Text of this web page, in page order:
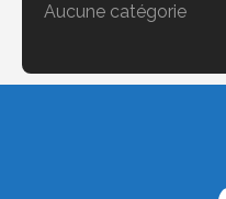
Aucune catégorie